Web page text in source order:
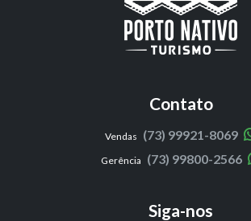
Contato
Vendas (73) 99921-8069
Gerência (73) 99800-2566
Siga-nos